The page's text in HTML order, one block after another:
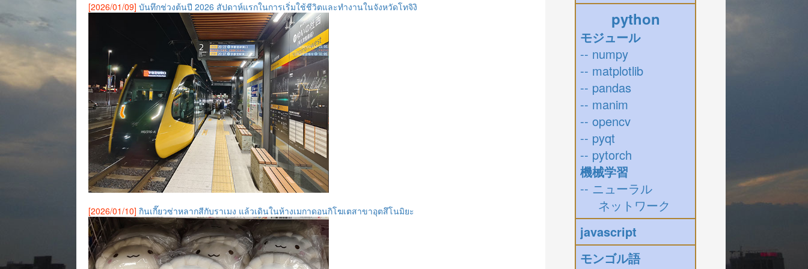
[2026/01/09] บันทึกช่วงต้นปี 2026 สัปดาห์แรกในการเริ่มใช้ชีวิตและทำงานในจังหวัดโทจิงิ
[2026/01/10] กินเกี๊ยวซ่าหลากสีกับราเมง แล้วเดินในห้างเมกาดอนกิโฆเตสาขาอุตสึโนมิยะ
python
モジュール
-- numpy
-- matplotlib
-- pandas
-- manim
-- opencv
-- pyqt
-- pytorch
機械学習
-- ニューラル
ネットワーク
javascript
モンゴル語